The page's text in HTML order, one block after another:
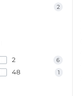
2
2 6
48 1